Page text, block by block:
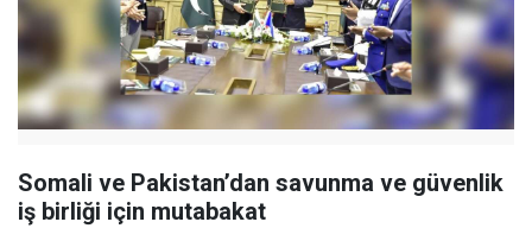
Somali ve Pakistan’dan savunma ve güvenlik
iş birliği için mutabakat